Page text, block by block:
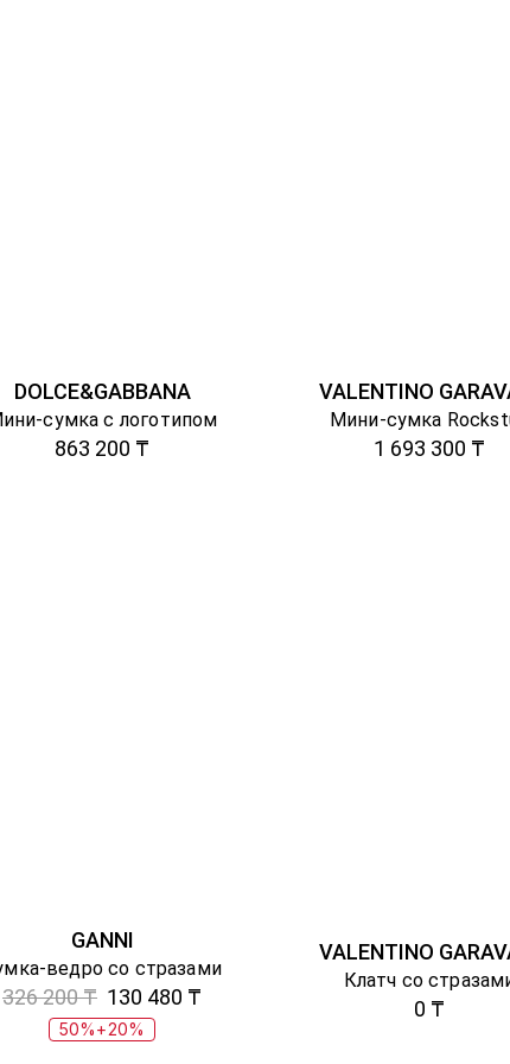
DOLCE&GABBANA
сумка с логотипом
863 200 ₸
VALENTINO
Мини-сумка
1 693 300 ₸
GANNI
ведро со стразами
326 200 ₸ 130 480 ₸
50%+20%
VALENTINO
Клатч со
0 ₸